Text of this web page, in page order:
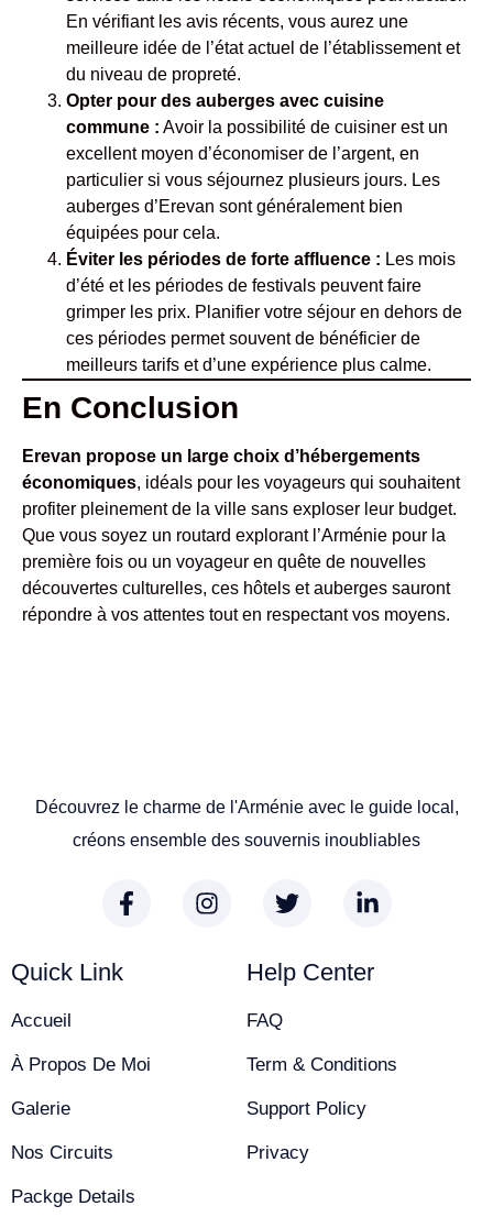
En vérifiant les avis récents, vous aurez une
meilleure idée de l’état actuel de l’établissement et
du niveau de propreté.
Opter pour des auberges avec cuisine
commune : Avoir la possibilité de cuisiner est un
excellent moyen d’économiser de l’argent, en
particulier si vous séjournez plusieurs jours. Les
auberges d’Erevan sont généralement bien
équipées pour cela.
Éviter les périodes de forte affluence : Les mois
d’été et les périodes de festivals peuvent faire
grimper les prix. Planifier votre séjour en dehors de
ces périodes permet souvent de bénéficier de
meilleurs tarifs et d’une expérience plus calme.
En Conclusion
Erevan propose un large choix d’hébergements
économiques, idéals pour les voyageurs qui souhaitent
profiter pleinement de la ville sans exploser leur budget.
Que vous soyez un routard explorant l’Arménie pour la
première fois ou un voyageur en quête de nouvelles
découvertes culturelles, ces hôtels et auberges sauront
répondre à vos attentes tout en respectant vos moyens.
Découvrez le charme de l'Arménie avec le guide local,
créons ensemble des souvernis inoubliables
Quick Link
Accueil
À Propos De Moi
Galerie
Nos Circuits
Packge Details
Help Center
FAQ
Term & Conditions
Support Policy
Privacy